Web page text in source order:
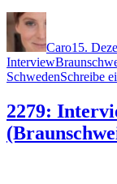
Autor
Caro15.
Interview
SchwedenSchreibe
2279: